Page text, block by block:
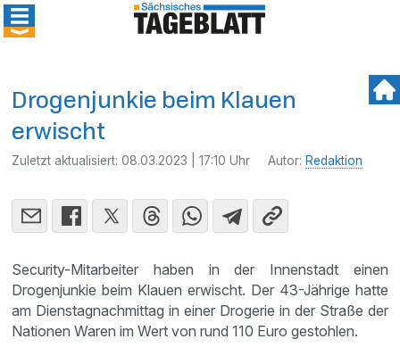
Drogenjunkie beim Klauen
erwischt
Zuletzt aktualisiert:08.03.2023 | 17:10 Uhr Autor: Redaktion
Security-Mitarbeiter haben in der Innenstadt einen
Drogenjunkie beim Klauen erwischt. Der 43-Jährige hatte
am Dienstagnachmittag in einer Drogerie in der Straße der
Nationen Waren im Wert von rund 110 Euro gestohlen.